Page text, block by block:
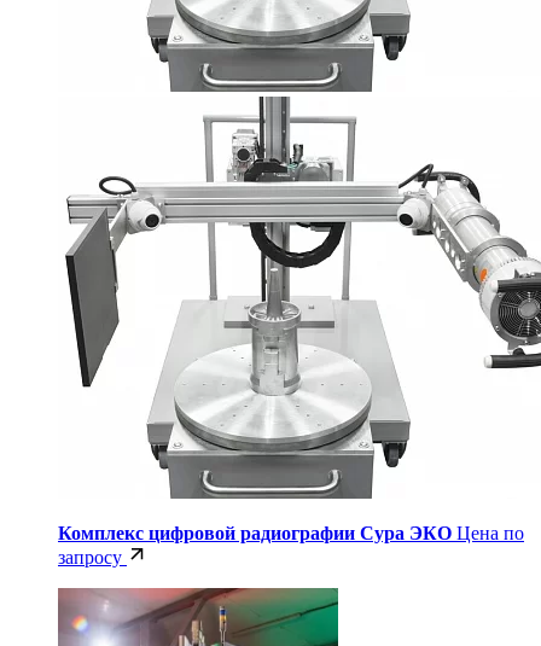
Комплекс цифровой радиографии Сура ЭКО Цена по
запросу